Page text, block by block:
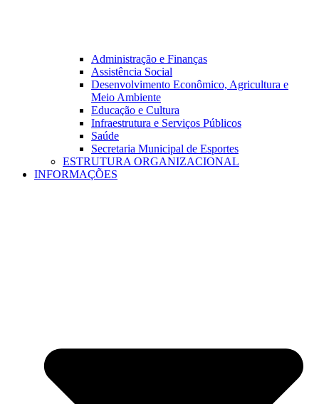
Administração e Finanças
Assistência Social
Desenvolvimento Econômico, Agricultura e
Meio Ambiente
Educação e Cultura
Infraestrutura e Serviços Públicos
Saúde
Secretaria Municipal de Esportes
ESTRUTURA ORGANIZACIONAL
INFORMAÇÕES